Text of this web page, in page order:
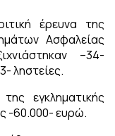
έρευνα της
Ασφαλείας
–34-
ληστείες.
εγκληματικής
-60.000- ευρώ.